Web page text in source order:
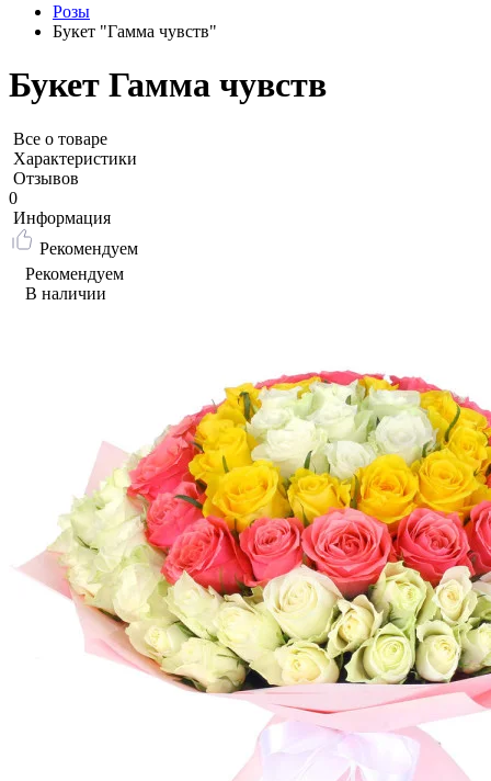
Розы
Букет "Гамма чувств"
Букет Гамма чувств
Все о товаре
Характеристики
Отзывов
0
Информация
Рекомендуем
Рекомендуем
В наличии